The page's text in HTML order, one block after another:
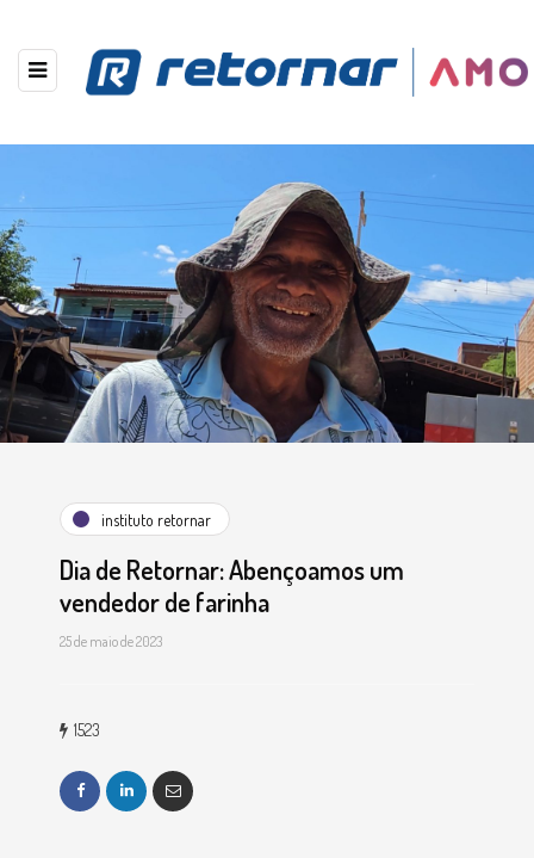
instituto retornar
Dia de Retornar: Abençoamos um
vendedor de farinha
25 de maio de 2023
1523